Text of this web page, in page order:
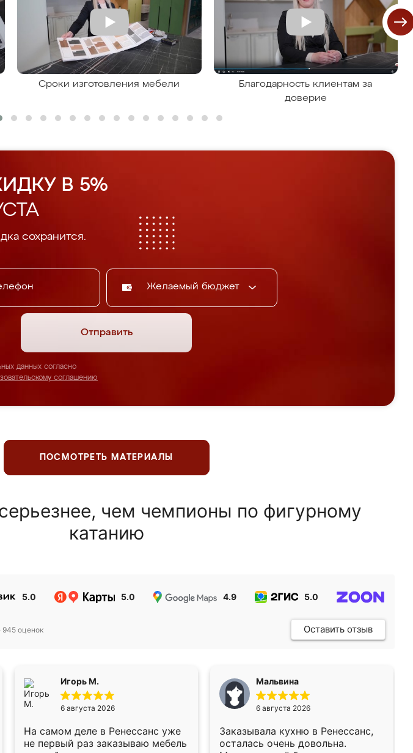
Сроки изготовления мебели
Благодарность клиентам за
доверие
В 5%
сохранится.
Желаемый бюджет
Отправить
данных согласно
соглашению
ПОСМОТРЕТЬ МАТЕРИАЛЫ
чем чемпионы по фигурному
катанию
5.0 5.0 4.9 5.0
945 оценок Оставить отзыв
Игорь М.
6 августа 2026
На самом деле в Ренессанс уже
не первый раз заказываю мебель
Мальвина
6 августа 2026
Заказывала кухню в Ренессанс,
осталась очень довольна.